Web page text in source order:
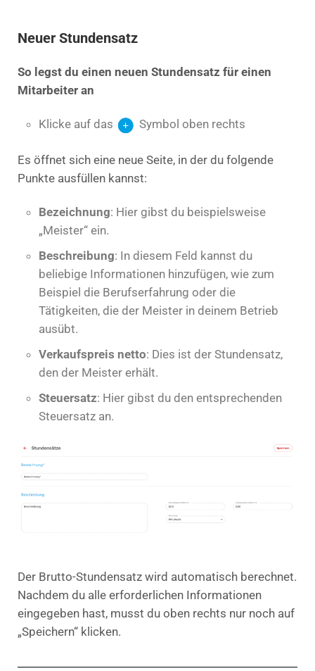
Neuer Stundensatz
So legst du einen neuen Stundensatz für einen
Mitarbeiter an
Klicke auf das Symbol oben rechts
Es öffnet sich eine neue Seite, in der du folgende
Punkte ausfüllen kannst:
Bezeichnung: Hier gibst du beispielsweise
„Meister“ ein.
Beschreibung: In diesem Feld kannst du
beliebige Informationen hinzufügen, wie zum
Beispiel die Berufserfahrung oder die
Tätigkeiten, die der Meister in deinem Betrieb
ausübt.
Verkaufspreis netto: Dies ist der Stundensatz,
den der Meister erhält.
Steuersatz: Hier gibst du den entsprechenden
Steuersatz an.
Der Brutto-Stundensatz wird automatisch berechnet.
Nachdem du alle erforderlichen Informationen
eingegeben hast, musst du oben rechts nur noch auf
„Speichern“ klicken.